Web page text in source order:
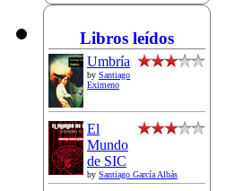
Libros leídos
Umbría
by Santiago
Eximeno
El
Mundo
de SIC
by Santiago García Albás